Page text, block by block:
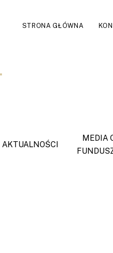
STRONA GŁÓWNA
AKTUALNOŚCI
MEDIA